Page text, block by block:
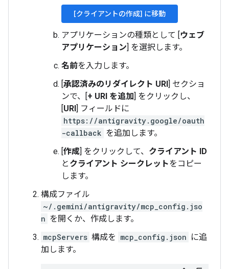
[クライアントの作成] に移動
アプリケーションの種類として [ウェブ
アプリケーション] を選択します。
名前を入力します。
[承認済みのリダイレクト URI] セクショ
ンで、[+ URI を追加] をクリックし、
[URI] フィールドに
https://antigravity.google/oauth
-callback を追加します。
[作成] をクリックして、 クライアント ID
と クライアント シークレットをコピー
します。
構成ファイル
~/.gemini/antigravity/mcp_config.jso
n を開くか、作成します。
mcpServers 構成を mcp_config.json に追
加します。